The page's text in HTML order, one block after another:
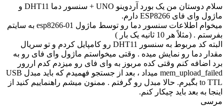
سلام دوستان من یک بورد آردوینو UNO + سنسور دما DHT11 و
ماژول وای فای ESP8266 دارم.
میخوام اطلاعات سنسور دما رو توسط ماژول esp8266-01 به سایتم
بفرستم . (مثلاً هر 10 ثانیه یک بار )
البته کد مربوط به سنسور DHT11 رو کامپایل کردم و تو سریال
مقدار دما رو نمایش میده . وقتی میخواستم ماژول وای فای رو به
برد اضافه کنم وقتی کده مربوز به وای فای رو میزدم کدم اررور
mem_upload_failed میداد ، بعد از جستجو فهمیدم که باید مبدل USB
to TTL بگیرم. حالا مبدل رو گرفتم . ممنون میشم راهنماییم کنید از
اینجا به بعد باید چیکار کنم.
مرسی